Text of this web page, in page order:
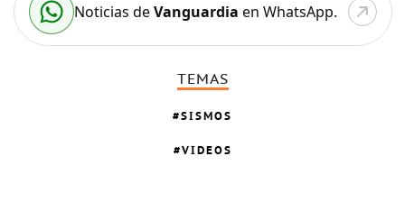
Noticias deVanguardia en WhatsApp.
TEMAS
SISMOS
VIDEOS